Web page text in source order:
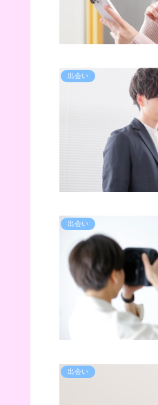
出会い
出会い
出会い